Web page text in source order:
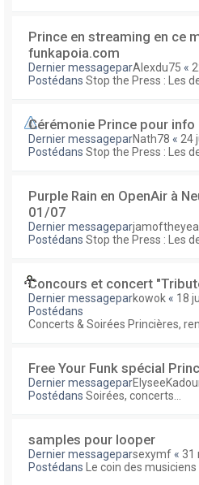
Prince en streaming en ce
funkapoia.com
Dernier messageparAlexdu75 «
Postédans Stop the Press : Les
Cérémonie Prince pour info
Dernier messageparNath78 « 24
Postédans Stop the Press : Les
Purple Rain en OpenAir à
01/07
Dernier messagepar
Postédans Stop the Press : Les
Concours et concert
Dernier messageparkowok « 18
Postédans
Concerts & Soirées Princières,
Free Your Funk spécial
Dernier messagepar
Postédans Soirées, concerts...
samples pour looper
Dernier messageparsexymf « 31
Postédans
Le coin des